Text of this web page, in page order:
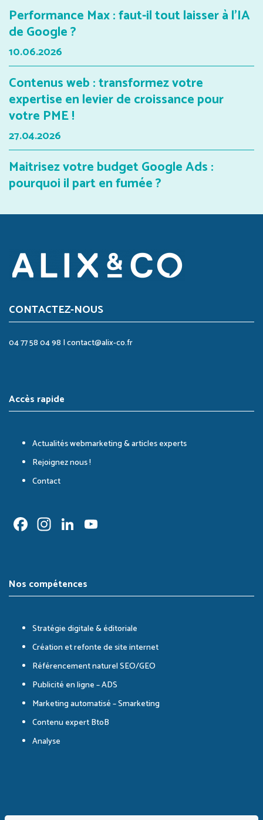
Performance Max : faut-il tout laisser à l'IA
de Google ?
10.06.2026
Contenus web : transformez votre
expertise en levier de croissance pour
votre PME !
27.04.2026
Maitrisez votre budget Google Ads :
pourquoi il part en fumée ?
CONTACTEZ-NOUS
04 77 58 04 98 |contact@alix-co.fr
Accès rapide
Actualités webmarketing & articles experts
Rejoignez nous !
Contact
Facebook
Instagram
LinkedIn
Nos compétences
Stratégie digitale & éditoriale
Création et refonte de site internet
Référencement naturel SEO/GEO
Publicité en ligne – ADS
Marketing automatisé – Smarketing
Contenu expert BtoB
Analyse